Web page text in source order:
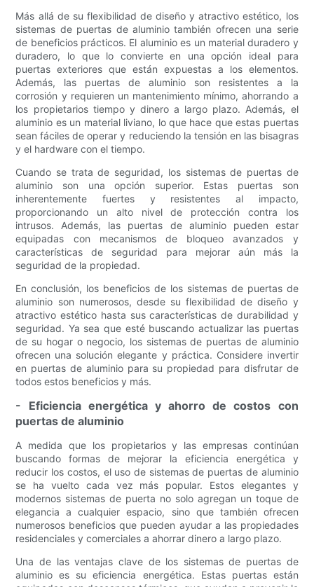
Más allá de su flexibilidad de diseño y atractivo estético, los
sistemas de puertas de aluminio también ofrecen una serie
de beneficios prácticos. El aluminio es un material duradero y
duradero, lo que lo convierte en una opción ideal para
puertas exteriores que están expuestas a los elementos.
Además, las puertas de aluminio son resistentes a la
corrosión y requieren un mantenimiento mínimo, ahorrando a
los propietarios tiempo y dinero a largo plazo. Además, el
aluminio es un material liviano, lo que hace que estas puertas
sean fáciles de operar y reduciendo la tensión en las bisagras
y el hardware con el tiempo.
Cuando se trata de seguridad, los sistemas de puertas de
aluminio son una opción superior. Estas puertas son
inherentemente fuertes y resistentes al impacto,
proporcionando un alto nivel de protección contra los
intrusos. Además, las puertas de aluminio pueden estar
equipadas con mecanismos de bloqueo avanzados y
características de seguridad para mejorar aún más la
seguridad de la propiedad.
En conclusión, los beneficios de los sistemas de puertas de
aluminio son numerosos, desde su flexibilidad de diseño y
atractivo estético hasta sus características de durabilidad y
seguridad. Ya sea que esté buscando actualizar las puertas
de su hogar o negocio, los sistemas de puertas de aluminio
ofrecen una solución elegante y práctica. Considere invertir
en puertas de aluminio para su propiedad para disfrutar de
todos estos beneficios y más.
- Eficiencia energética y ahorro de costos con
puertas de aluminio
A medida que los propietarios y las empresas continúan
buscando formas de mejorar la eficiencia energética y
reducir los costos, el uso de sistemas de puertas de aluminio
se ha vuelto cada vez más popular. Estos elegantes y
modernos sistemas de puerta no solo agregan un toque de
elegancia a cualquier espacio, sino que también ofrecen
numerosos beneficios que pueden ayudar a las propiedades
residenciales y comerciales a ahorrar dinero a largo plazo.
Una de las ventajas clave de los sistemas de puertas de
aluminio es su eficiencia energética. Estas puertas están